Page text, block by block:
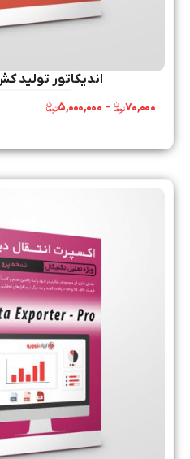
اندیکاتور تولید
۷۰,۰۰۰ – ۵,۰۰۰,۰۰۰